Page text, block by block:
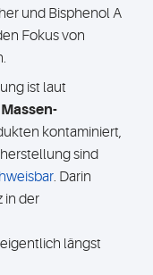
und Bisphenol A
Fokus von
ist laut
Massen-
kontaminiert,
sind
. Darin
in der
längst